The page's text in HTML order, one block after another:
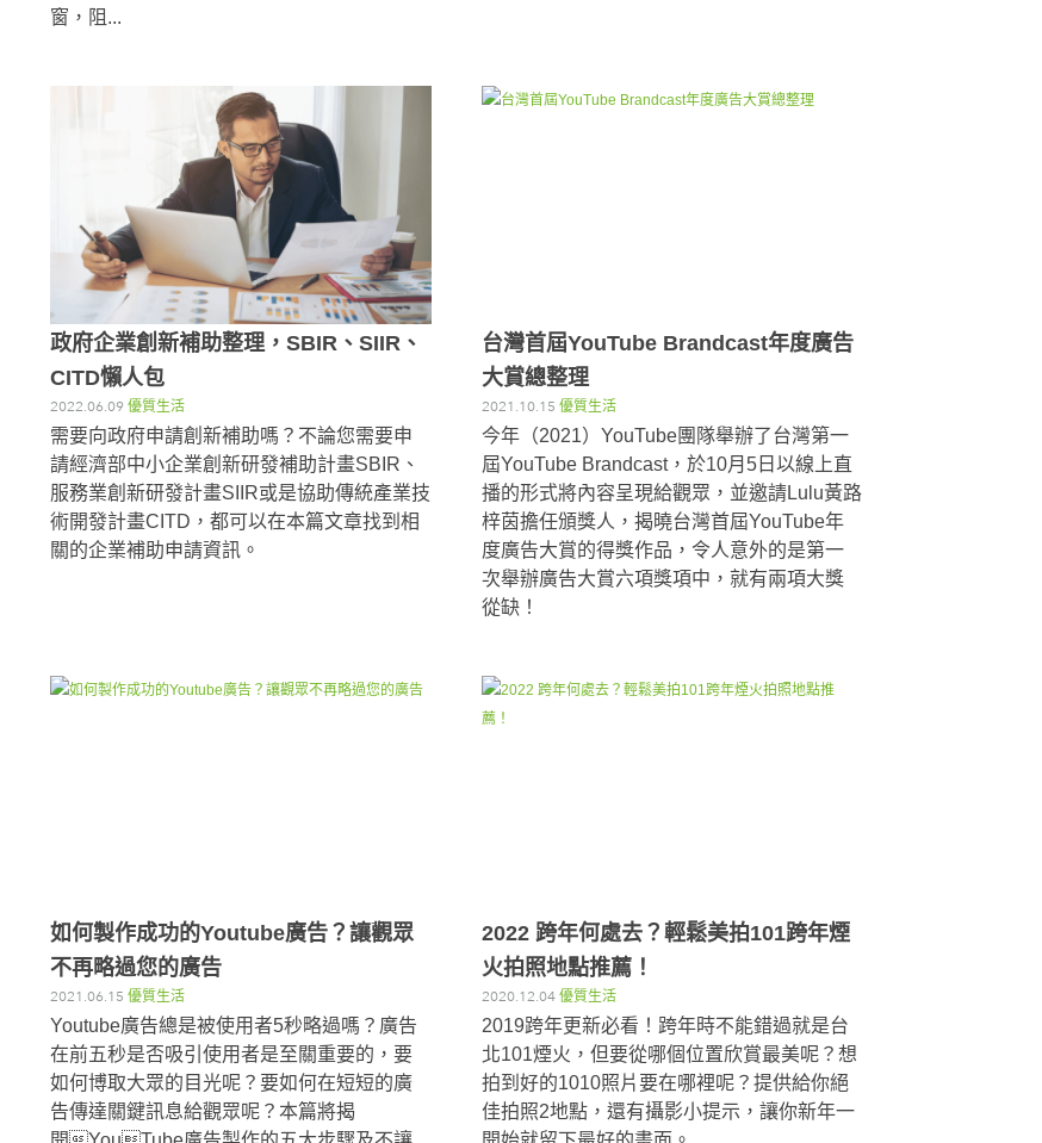
窗，阻...
政府企業創新補助整理，SBIR、SIIR、
CITD懶人包
2022.06.09 優質生活
需要向政府申請創新補助嗎？不論您需要申
請經濟部中小企業創新研發補助計畫SBIR、
服務業創新研發計畫SIIR或是協助傳統產業技
術開發計畫CITD，都可以在本篇文章找到相
關的企業補助申請資訊。
台灣首屆YouTube Brandcast年度廣告
大賞總整理
2021.10.15 優質生活
今年（2021）YouTube團隊舉辦了台灣第一
屆YouTube Brandcast，於10月5日以線上直
播的形式將內容呈現給觀眾，並邀請Lulu黃路
梓茵擔任頒獎人，揭曉台灣首屆YouTube年
度廣告大賞的得獎作品，令人意外的是第一
次舉辦廣告大賞六項獎項中，就有兩項大獎
從缺！
如何製作成功的Youtube廣告？讓觀眾
不再略過您的廣告
2021.06.15 優質生活
Youtube廣告總是被使用者5秒略過嗎？廣告
在前五秒是否吸引使用者是至關重要的，要
如何博取大眾的目光呢？要如何在短短的廣
告傳達關鍵訊息給觀眾呢？本篇將揭
2022 跨年何處去？輕鬆美拍101跨年煙
火拍照地點推薦！
2020.12.04 優質生活
2019跨年更新必看！跨年時不能錯過就是台
北101煙火，但要從哪個位置欣賞最美呢？想
拍到好的1010照片要在哪裡呢？提供給你絕
佳拍照2地點，還有攝影小提示，讓你新年一